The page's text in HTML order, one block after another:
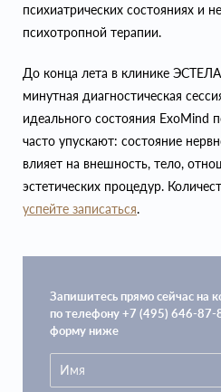
психиатрических состояниях и
психотропной терапии.
До конца лета в клинике
минутная диагностическая
идеального состояния ExoMind
часто упускают: состояние
влияет на внешность, тело,
эстетических процедур.
успейте записаться.
Запишитесь прямо сейчас на
по телефону +7 (495) 646-87-
форму ниже